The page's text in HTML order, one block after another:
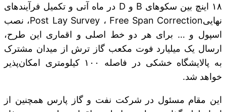
۱۸ اینچ بین سکوهای B و D در ماه آتی و تکمیل فرآیندهای
نهاییPost Lay Survey ، Free Span Correction، نصب
اسپول و … برای هر دو خط اصلی و اقماری این طرح،
ارسال یک میلیارد فوت مکعب گاز ترش از میدان مشترک
به پالایشگاه خشکی در فاصله ۱۰۰ کیلومتری امکان‌پذیر
خواهد شد.
این مقام مسئول در شرکت نفت و گاز پارس همچنین از